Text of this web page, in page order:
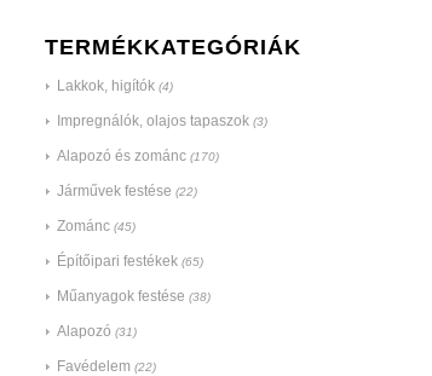
TERMÉKKATEGÓRIÁK
Lakkok, higítók (4)
Impregnálók, olajos tapaszok (3)
Alapozó és zománc (170)
Járművek festése (22)
Zománc (45)
Építőipari festékek (65)
Műanyagok festése (38)
Alapozó (31)
Favédelem (22)